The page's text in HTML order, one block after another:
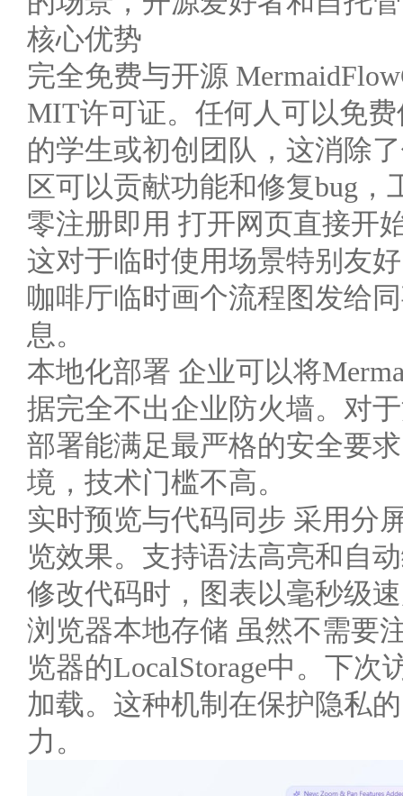
核心优势
完全免费与开源
MIT许可证。任何人可以免
的学生或初创团队，这消除
区可以贡献功能和修复bug
零注册即用 打开网页直接开
这对于临时使用场景特别友
咖啡厅临时画个流程图发给
息。
本地化部署 企业可以将
据完全不出企业防火墙。对
部署能满足最严格的安全要
境，技术门槛不高。
实时预览与代码同步 采用分
览效果。支持语法高亮和自
修改代码时，图表以毫秒级
浏览器本地存储 虽然不需要
览器的LocalStorage中。下
加载。这种机制在保护隐私
力。